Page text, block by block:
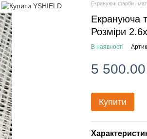
Екрануючі фарби і
Екрануюча
Розміри
В наявності
5 500.00
Купити